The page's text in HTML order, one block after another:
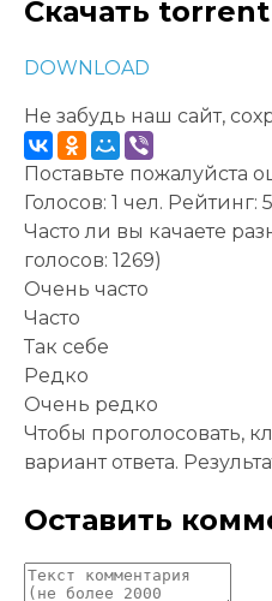
Скачать torrent
DOWNLOAD
Не забудь наш сайт,
Поставьте пожалуйста
Голосов: 1 чел. Рейтинг: 5
Часто ли вы качаете
голосов: 1269)
Очень часто
Часто
Так себе
Редко
Очень редко
Чтобы проголосовать,
вариант ответа.
Оставить